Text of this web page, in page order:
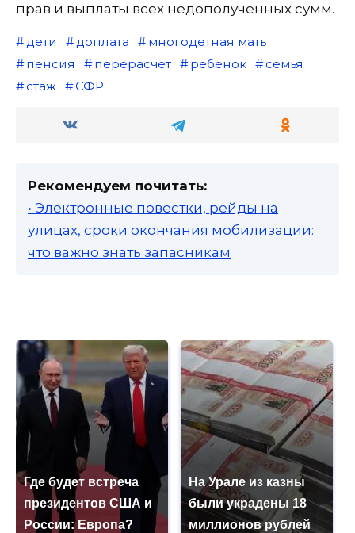
прав и выплаты всех недополученных сумм.
дети доплата
многодетная мать
пенсия
перерасчет ребенок
семья
стаж
СФР
Рекомендуем почитать:
• Электронные повестки, рейды на
улицах, сроки окончания мобилизации:
что важно знать запасникам
Где будет встреча
президентов США и
России: Европа?
На Урале из казны
были украдены 18
миллионов рублей